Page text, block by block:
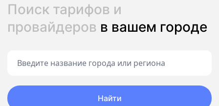
Поиск тарифов и
провайдеров в вашем городе
Найти